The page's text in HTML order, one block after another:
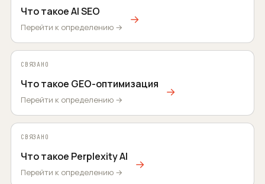
Что такое AI SEO
Перейти к определению →
→
СВЯЗАНО
Что такое GEO-оптимизация
Перейти к определению →
→
СВЯЗАНО
Что такое Perplexity AI
Перейти к определению →
→